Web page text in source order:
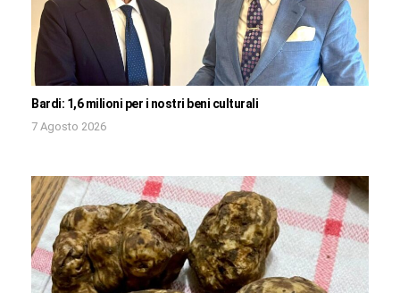
Bardi: 1,6 milioni per i nostri beni culturali
7 Agosto 2026